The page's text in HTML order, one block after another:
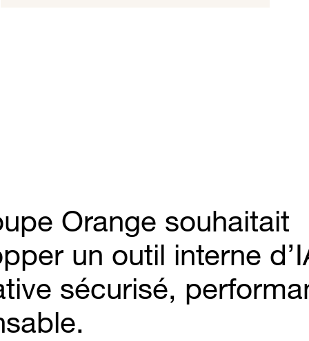
Orange souhaitait
un outil interne
sécurisé,